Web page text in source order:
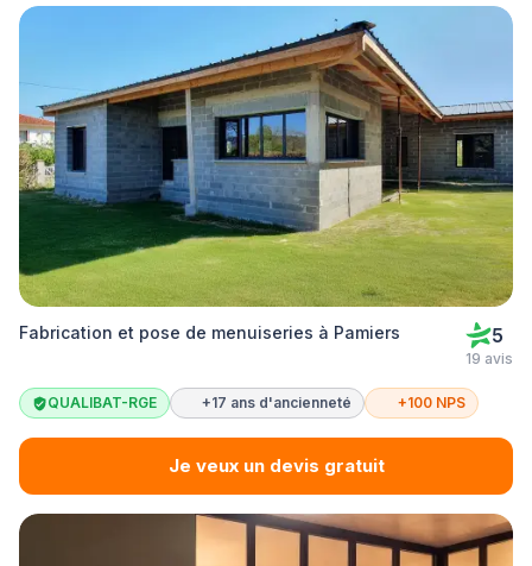
Fabrication et pose de menuiseries à Pamiers 5
19 avis
QUALIBAT-RGE +17 ans d'ancienneté +100 NPS
Je veux un devis gratuit